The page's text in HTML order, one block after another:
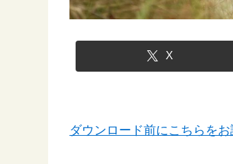
X
ダウンロード前にこちらを